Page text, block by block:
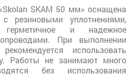
SKAM 50 мм» оснащена
резиновыми уплотнениями,
герметичное и надежное
При выполнении
использовать
Работы не занимают много
без использования